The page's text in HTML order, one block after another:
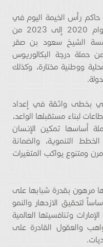
رأس الخيمة اليوم في
مجلس الضيافة 110 خريجاً من الأعوام 2020 إلى 2023 من
الشيخ سعود بن صقر
حملة درجة البكالوريوس
ووطنية مختارة، وكذلك
بخطى واثقة في إعداد
لبناء مستقبلها الواعد،
أساسها تمكين الإنسان
التنموية، والضمانة
ومتنوع يواكب المتغيرات
مرهون بقدرة شبابها على
لتحقيق الازدهار والنمو
وتنافسيتها العالمية
والعقول القادرة على